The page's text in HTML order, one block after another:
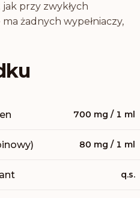
jak przy zwykłych
żadnych wypełniaczy,
700 mg / 1 ml
80 mg / 1 ml
q.s.